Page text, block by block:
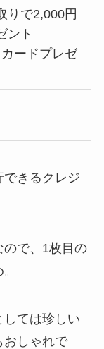
りで2,000円
ント
ードプレゼ
きるクレジ
で、1枚目の
ては珍しい
おしゃれで